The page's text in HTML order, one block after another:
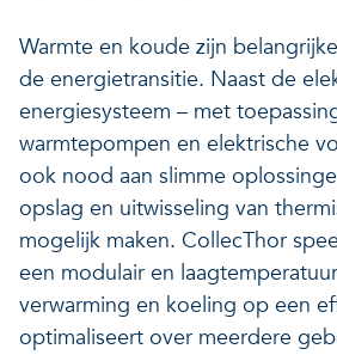
Warmte en koude zijn
de energietransitie. Naast de
energiesysteem – met
warmtepompen en elektrische
ook nood aan slimme
opslag en uitwisseling van
mogelijk maken. CollecThor
een modulair en
verwarming en koeling op een
optimaliseert over meerdere